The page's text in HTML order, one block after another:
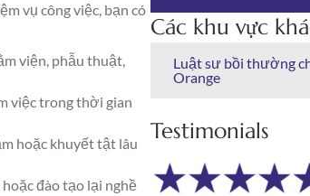
vụ công việc, bạn có
viện, phẫu thuật,
việc trong thời gian
hoặc khuyết tật lâu
đào tạo lại nghề
Các khu vực
Luật sư bồi thường
Orange
Testimonials